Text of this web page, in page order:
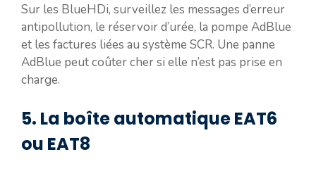
Sur les BlueHDi, surveillez les messages d’erreur
antipollution, le réservoir d’urée, la pompe AdBlue
et les factures liées au système SCR. Une panne
AdBlue peut coûter cher si elle n’est pas prise en
charge.
5. La boîte automatique EAT6
ou EAT8